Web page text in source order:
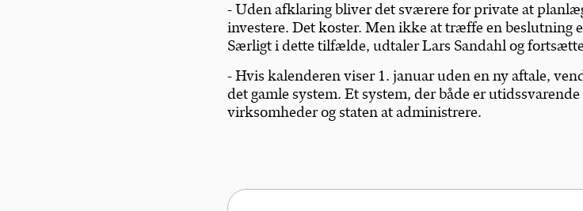
- Uden afklaring bliver det sværere for private at
investere. Det koster. Men ikke at træffe en beslutning
Særligt i dette tilfælde, udtaler Lars Sandahl og
- Hvis kalenderen viser 1. januar uden en ny aftale,
det gamle system. Et system, der både er
virksomheder og staten at administrere.